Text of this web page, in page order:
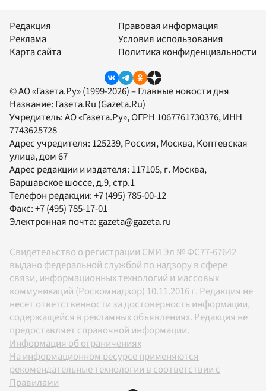
Редакция
Реклама
Карта сайта
Правовая информация
Условия использования
Политика конфиденциальности
© АО «Газета.Ру» (1999-2026) – Главные новости дня
Название: Газета.Ru (Gazeta.Ru)
Учредитель:АО «Газета.Ру», ОГРН 1067761730376, ИНН
7743625728
Адрес учредителя: 125239, Россия, Москва, Коптевская
улица, дом 67
Адрес редакции и издателя: 117105, г. Москва,
Варшавское шоссе, д.9, стр.1
Телефон редакции:+7 (495) 785-00-12
Факс:+7 (495) 785-17-01
Электронная почта: gazeta@gazeta.ru
Свидетельство о регистрации СМИ Эл № ФС77-67642
выдано федеральной службой по надзору в сфере
связи, информационных технологий и массовых
коммуникаций (Роскомнадзор) 10.11.2016 г. Редакция не
несет ответственности за достоверность информации,
содержащейся в рекламных объявлениях. Редакция не
предоставляет справочной информации.
Информация об ограничениях
На информационном ресурсе применяются
рекомендательные технологии в соответствии с
Правилами